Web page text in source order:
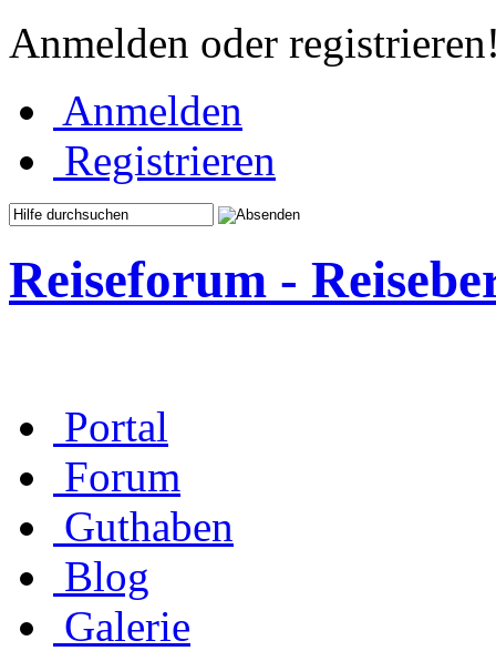
Anmelden oder
Anmelden
Registrieren
Reiseforum -
Portal
Forum
Guthaben
Blog
Galerie